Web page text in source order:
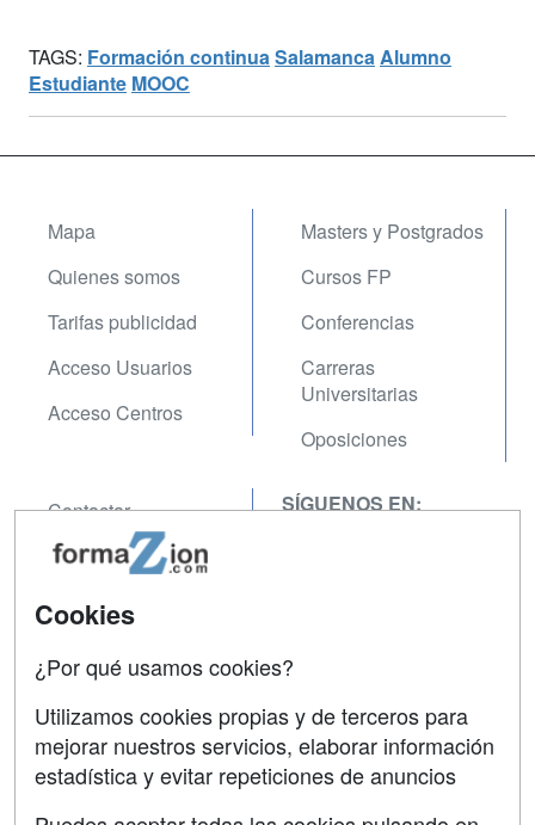
TAGS: Formación continua Salamanca Alumno
Estudiante MOOC
Mapa
Quienes somos
Tarifas publicidad
Acceso Usuarios
Acceso Centros
Masters y Postgrados
Cursos FP
Conferencias
Carreras
Universitarias
Oposiciones
Contactar
Confidencialidad
Aviso legal
SÍGUENOS EN:
Grupo formazion:
Cookies
¿Por qué usamos cookies?
Utilizamos cookies propias y de terceros para
mejorar nuestros servicios, elaborar información
estadística y evitar repeticiones de anuncios